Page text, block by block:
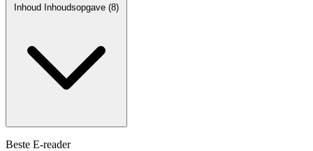
Inhoud Inhoudsopgave (8)
Beste E-reader